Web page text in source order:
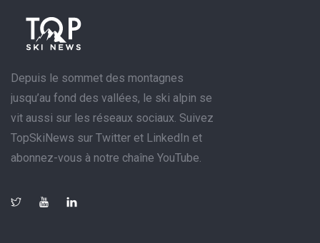
Depuis le sommet des montagnes
jusqu’au fond des vallées, le ski alpin se
vit aussi sur les réseaux sociaux. Suivez
TopSkiNews sur Twitter et LinkedIn et
abonnez-vous à notre chaîne YouTube.